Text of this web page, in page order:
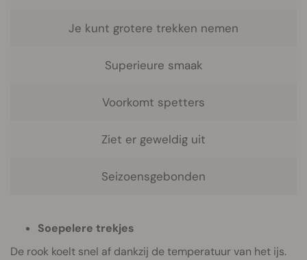
Je kunt grotere trekken nemen
Superieure smaak
Voorkomt spetters
Ziet er geweldig uit
Seizoensgebonden
Soepelere trekjes
De rook koelt snel af dankzij de temperatuur van het ijs.